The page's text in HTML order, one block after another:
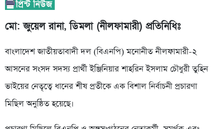
মো: জুয়েল রানা, ডিমলা (নীলফামারী) প্রতিনিধিঃ
বাংলাদেশ জাতীয়তাবাদী দল (বিএনপি) মনোনীত নীলফামারী-২
আসনের সংসদ সদস্য প্রার্থী ইঞ্জিনিয়ার শাহরিন ইসলাম চৌধুরী তুহিন
ভাইয়ের নেতৃত্বে ধানের শীষ প্রতীকে এক বিশাল নির্বাচনী প্রচারণা
মিছিল অনুষ্ঠিত হয়েছে।